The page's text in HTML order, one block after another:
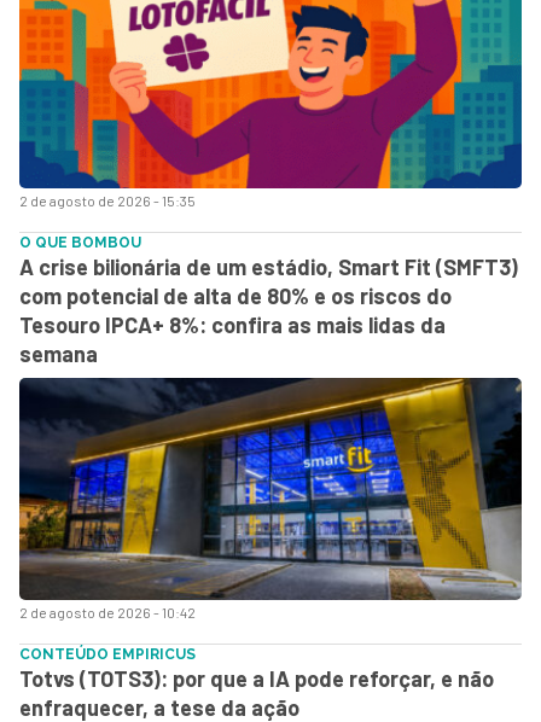
2 de agosto de 2026 - 15:35
2 de agosto de 2026 - 10:42
O QUE BOMBOU
A crise bilionária de um estádio, Smart Fit (SMFT3)
com potencial de alta de 80% e os riscos do
Tesouro IPCA+ 8%: confira as mais lidas da
semana
CONTEÚDO EMPIRICUS
Totvs (TOTS3): por que a IA pode reforçar, e não
enfraquecer, a tese da ação